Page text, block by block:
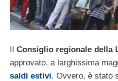
Il Consiglio regionale della
approvato, a larghissima
saldi estivi. Ovvero, è stato